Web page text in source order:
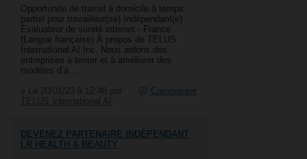
Opportunité de travail à domicile à temps
partiel pour travailleur(se) Indépendant(e)
Évaluateur de sûreté internet - France
(Langue française) À propos de TELUS
International AI Inc. Nous aidons des
entreprises à tester et à améliorer des
modèles d’a…
Commenter
»
DEVENEZ PARTENAIRE INDÉPENDANT
LR HEALTH & BEAUTY